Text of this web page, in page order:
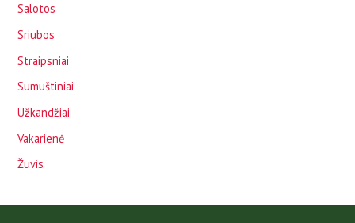
Salotos
Sriubos
Straipsniai
Sumuštiniai
Užkandžiai
Vakarienė
Žuvis